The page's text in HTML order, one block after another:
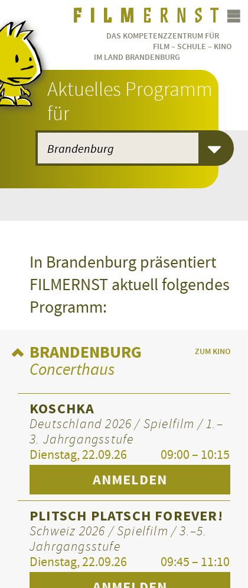
Aktuelles Programm
für
DAS KOMPETENZZENTRUM FÜR
FILM – SCHULE – KINO
IM LAND BRANDENBURG
In Brandenburg präsentiert
FILMERNST aktuell folgendes
Programm:
ZUM KINO
BRANDENBURG
Concerthaus
KOSCHKA
Deutschland 2026 / Spielfilm / 1.–
3. Jahrgangsstufe
Dienstag, 22.09.26
09:00 – 10:15
ANMELDEN
PLITSCH PLATSCH FOREVER!
Schweiz 2026 / Spielfilm / 3.–5.
Jahrgangsstufe
Dienstag, 22.09.26
09:45 – 11:10